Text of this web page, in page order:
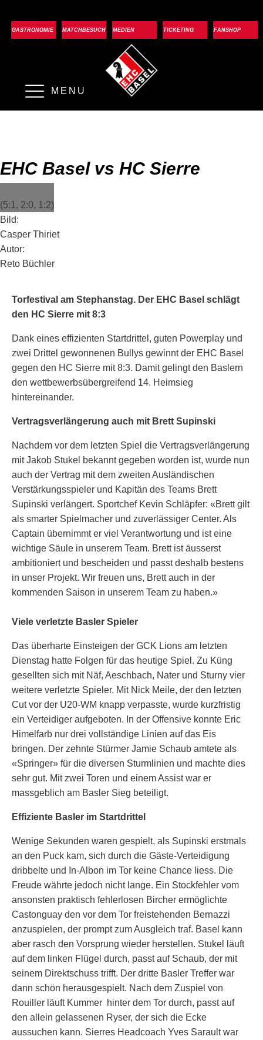
GASTRONOMIE MATCHBESUCH MEDIEN TICKETING FANSHOP
MENU
EHC Basel vs HC Sierre
(5:1, 2:0, 1:2)
Bild:
Casper Thiriet
Autor:
Reto Büchler
Torfestival am Stephanstag. Der EHC Basel schlägt
den HC Sierre mit 8:3
Dank eines effizienten Startdrittel, guten Powerplay und
zwei Drittel gewonnenen Bullys gewinnt der EHC Basel
gegen den HC Sierre mit 8:3. Damit gelingt den Baslern
den wettbewerbsübergreifend 14. Heimsieg
hintereinander.
Vertragsverlängerung auch mit Brett Supinski
Nachdem vor dem letzten Spiel die Vertragsverlängerung
mit Jakob Stukel bekannt gegeben worden ist, wurde nun
auch der Vertrag mit dem zweiten Ausländischen
Verstärkungsspieler und Kapitän des Teams Brett
Supinski verlängert. Sportchef Kevin Schläpfer: «Brett gilt
als smarter Spielmacher und zuverlässiger Center. Als
Captain übernimmt er viel Verantwortung und ist eine
wichtige Säule in unserem Team. Brett ist äusserst
ambitioniert und bescheiden und passt deshalb bestens
in unser Projekt. Wir freuen uns, Brett auch in der
kommenden Saison in unserem Team zu haben.»
Viele verletzte Basler Spieler
Das überharte Einsteigen der GCK Lions am letzten
Dienstag hatte Folgen für das heutige Spiel. Zu Küng
gesellten sich mit Näf, Aeschbach, Nater und Sturny vier
weitere verletzte Spieler. Mit Nick Meile, der den letzten
Cut vor der U20-WM knapp verpasste, wurde kurzfristig
ein Verteidiger aufgeboten. In der Offensive konnte Eric
Himelfarb nur drei vollständige Linien auf das Eis
bringen. Der zehnte Stürmer Jamie Schaub amtete als
«Springer» für die diversen Sturmlinien und machte dies
sehr gut. Mit zwei Toren und einem Assist war er
massgeblich am Basler Sieg beteiligt.
Effiziente Basler im Startdrittel
Wenige Sekunden waren gespielt, als Supinski erstmals
an den Puck kam, sich durch die Gäste-Verteidigung
dribbelte und In-Albon im Tor keine Chance liess. Die
Freude währte jedoch nicht lange. Ein Stockfehler vom
ansonsten praktisch fehlerlosen Bircher ermöglichte
Castonguay den vor dem Tor freistehenden Bernazzi
anzuspielen, der prompt zum Ausgleich traf. Basel kann
aber rasch den Vorsprung wieder herstellen. Stukel läuft
auf dem linken Flügel durch, passt auf Schaub, der mit
seinem Direktschuss trifft. Der dritte Basler Treffer war
dann schön herausgespielt. Nach dem Zuspiel von
Rouiller läuft Kummer hinter dem Tor durch, passt auf
den allein gelassenen Ryser, der sich die Ecke
aussuchen kann. Sierres Headcoach Yves Sarault war